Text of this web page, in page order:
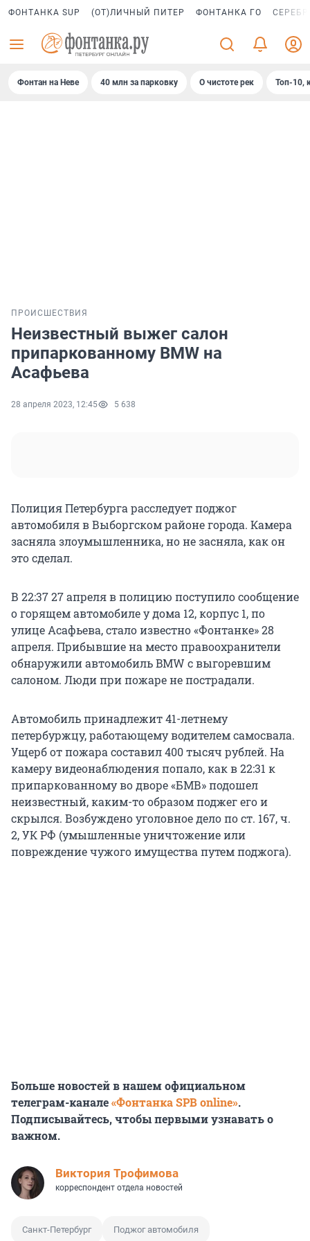
ФОНТАНКА SUP (ОТ)ЛИЧНЫЙ ПИТЕР ФОНТАНКА ГО
Фонтан на Неве 40 млн за парковку О чистоте рек Топ-10,
ПРОИСШЕСТВИЯ
Неизвестный выжег салон
припаркованному BMW на
Асафьева
28 апреля 2023, 12:45 5 638
Полиция Петербурга расследует поджог
автомобиля в Выборгском районе города. Камера
засняла злоумышленника, но не засняла, как он
это сделал.
В 22:37 27 апреля в полицию поступило сообщение
о горящем автомобиле у дома 12, корпус 1, по
улице Асафьева, стало известно «Фонтанке» 28
апреля. Прибывшие на место правоохранители
обнаружили автомобиль BMW с выгоревшим
салоном. Люди при пожаре не пострадали.
Автомобиль принадлежит 41-летнему
петербуржцу, работающему водителем самосвала.
Ущерб от пожара составил 400 тысяч рублей. На
камеру видеонаблюдения попало, как в 22:31 к
припаркованному во дворе «БМВ» подошел
неизвестный, каким-то образом поджег его и
скрылся. Возбуждено уголовное дело по ст. 167, ч.
2, УК РФ (умышленные уничтожение или
повреждение чужого имущества путем поджога).
Больше новостей в нашем официальном
телеграм-канале«Фонтанка SPB online».
Подписывайтесь, чтобы первыми узнавать о
важном.
Виктория Трофимова
корреспондент отдела новостей
Санкт-Петербург Поджог автомобиля